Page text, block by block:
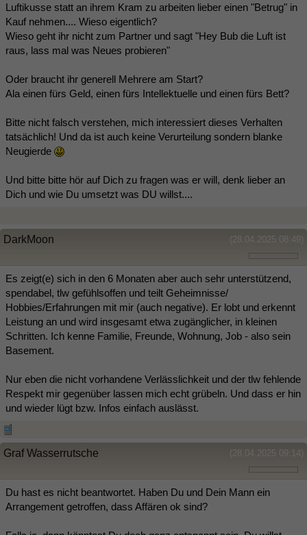
Luftikusse statt an ihrem Kram zu arbeiten lieber einen "Betrug" in
Kauf nehmen.... Wieso eigentlich?
Wieso geht ihr nicht zum Partner und sagt "Hey Bub die Luft ist
raus, lass mal was Neues probieren"
Oder braucht ihr generell Mehrere am Start?
Ala einen fürs Geld, einen fürs Intellektuelle und einen fürs Bett?
Bitte nicht falsch verstehen, mich interessiert dieses Verhalten
tatsächlich! Und da ist auch keine Verurteilung sondern blanke
Neugierde
Und bitte bitte hör auf Dich zu fragen was er will, denk lieber an
Dich und wie Du umsetzt was DU willst....
(28.04.2025 08:49)
DarkMoon
Es zeigt(e) sich in den 6 Monaten aber auch sehr unterstützend,
spendabel, tlw gefühlsoffen und teilt Geheimnisse/
Hobbies/Erfahrungen mit mir (auch negative). Er lobt und erkennt
Leistung an und wird insgesamt etwa zugänglicher, in kleinen
Schritten. Ich kenne Familie, Freunde, Wohnung, Job - also sein
Basement.
Nur eben die nicht vorhandene Verlässlichkeit und der tlw fehlende
Respekt mir gegenüber lassen mich echt grübeln. Und dass er hin
und wieder lügt bzw. Infos einfach auslässt.
(28.04.2025 09:14)
Graf Wasserrutsche
Du hast es nicht beantwortet. Haben Du und Dein Mann ein
Arrangement getroffen, dass Affären ok sind?